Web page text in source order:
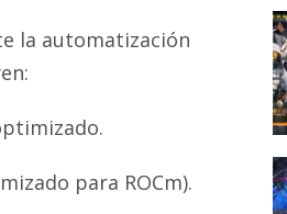
la automatización
para ROCm).